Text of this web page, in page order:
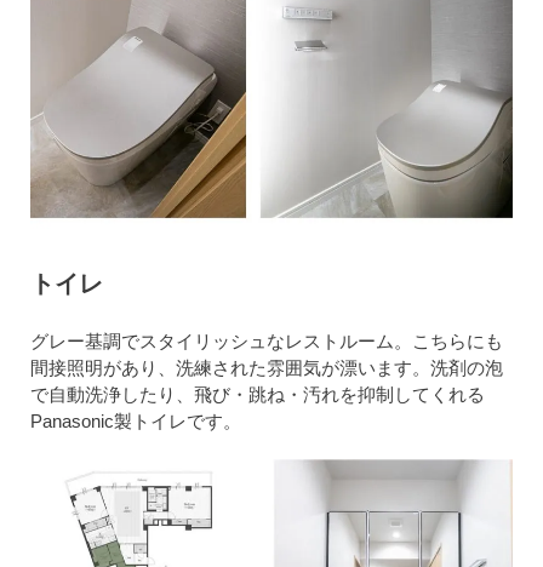
トイレ
グレー基調でスタイリッシュなレストルーム。こちらにも
間接照明があり、洗練された雰囲気が漂います。洗剤の泡
で自動洗浄したり、飛び・跳ね・汚れを抑制してくれる
Panasonic製トイレです。